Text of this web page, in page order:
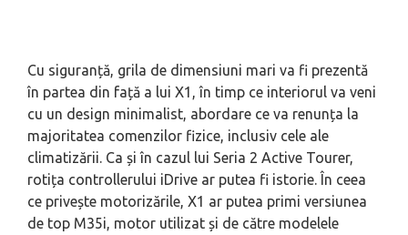
Cu siguranță, grila de dimensiuni mari va fi prezentă
în partea din față a lui X1, în timp ce interiorul va veni
cu un design minimalist, abordare ce va renunța la
majoritatea comenzilor fizice, inclusiv cele ale
climatizării. Ca și în cazul lui Seria 2 Active Tourer,
rotița controllerului iDrive ar putea fi istorie. În ceea
ce privește motorizările, X1 ar putea primi versiunea
de top M35i, motor utilizat și de către modelele